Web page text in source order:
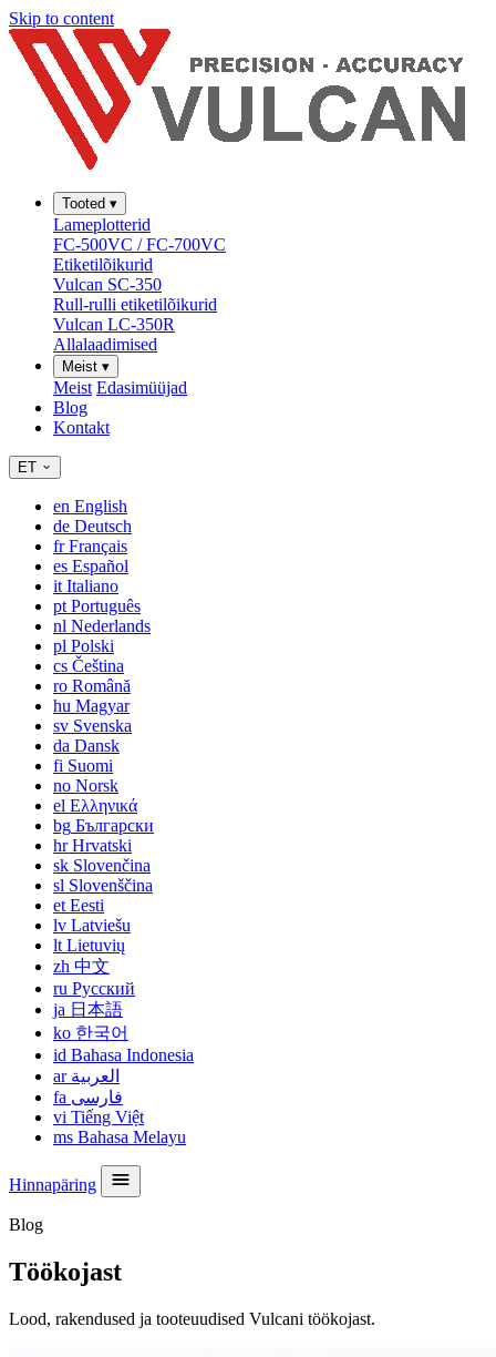
Skip to content
Tooted ▾
Lameplotterid
FC-500VC / FC-700VC
Etiketilõikurid
Vulcan SC-350
Rull-rulli etiketilõikurid
Vulcan LC-350R
Allalaadimised
Meist ▾
Meist Edasimüüjad
Blog
Kontakt
ET
en English
de Deutsch
frFrançais
es Español
it Italiano
pt Português
nl Nederlands
pl Polski
cs Čeština
ro Română
hu Magyar
sv Svenska
da Dansk
fi Suomi
no Norsk
el Ελληνικά
bg Български
hrHrvatski
sk Slovenčina
sl Slovenščina
et Eesti
lv Latviešu
lt Lietuvių
zh 中文
ru Русский
ja 日本語
ko 한국어
id Bahasa Indonesia
ar العربية
fa فارسی
vi Tiếng Việt
ms Bahasa Melayu
Hinnapäring
Blog
Töökojast
Lood, rakendused ja tooteuudised Vulcani töökojast.